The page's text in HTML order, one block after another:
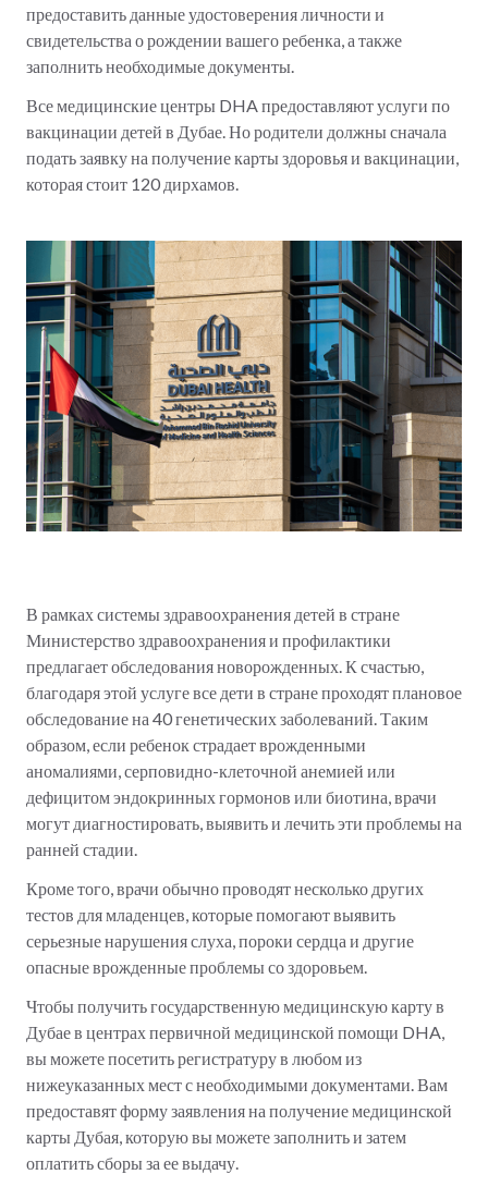
предоставить данные удостоверения личности и
свидетельства о рождении вашего ребенка, а также
заполнить необходимые документы.
Все медицинские центры DHA предоставляют услуги по
вакцинации детей в Дубае. Но родители должны сначала
подать заявку на получение карты здоровья и вакцинации,
которая стоит 120 дирхамов.
В рамках системы здравоохранения детей в стране
Министерство здравоохранения и профилактики
предлагает обследования новорожденных. К счастью,
благодаря этой услуге все дети в стране проходят плановое
обследование на 40 генетических заболеваний. Таким
образом, если ребенок страдает врожденными
аномалиями, серповидно-клеточной анемией или
дефицитом эндокринных гормонов или биотина, врачи
могут диагностировать, выявить и лечить эти проблемы на
ранней стадии.
Кроме того, врачи обычно проводят несколько других
тестов для младенцев, которые помогают выявить
серьезные нарушения слуха, пороки сердца и другие
опасные врожденные проблемы со здоровьем.
Чтобы получить государственную медицинскую карту в
Дубае в центрах первичной медицинской помощи DHA,
вы можете посетить регистратуру в любом из
нижеуказанных мест с необходимыми документами. Вам
предоставят форму заявления на получение медицинской
карты Дубая, которую вы можете заполнить и затем
оплатить сборы за ее выдачу.